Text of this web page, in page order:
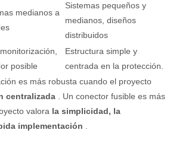
medianos a
Sistemas pequeños y
medianos, diseños
distribuidos
posible
Estructura simple y
centrada en la protección.
es más robusta cuando el proyecto
centralizada . Un conector fusible es más
valora la simplicidad, la
implementación .